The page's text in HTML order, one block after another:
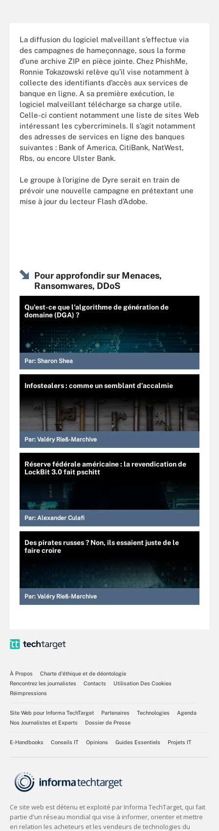
La diffusion du logiciel malveillant s’effectue via
des campagnes de hameçonnage, sous la forme
d’une archive ZIP en pièce jointe. Chez PhishMe,
Ronnie Tokazowski relève qu’il vise notamment à
collecte des identifiants d’accès aux services de
banque en ligne. A sa première exécution, le
logiciel malveillant télécharge sa charge utile.
Celle-ci contient notamment une liste de sites Web
intéressant les cybercriminels. Il s’agit notamment
des adresses de services en ligne des banques
suivantes : Bank of America, CitiBank, NatWest,
Rbs, ou encore Ulster Bank.
Le groupe à l’origine de Dyre serait en train de
prévoir une nouvelle campagne en prétextant une
mise à jour du lecteur Flash d’Adobe.
Pour approfondir sur Menaces,
Ransomwares, DDoS
Qu'est-ce que l'algorithme de génération de
domaine (DGA) ?
Par: Sharon Shea
Infostealers : comme un semblant d’accalmie
Par: Valéry Rieß-Marchive
Réserve fédérale américaine : la revendication de
LockBit 3.0 fait pschitt
Par: Alexander Culafi
Des pirates russes ? Non, ils essaient juste de le
faire croire
Par: Valéry Rieß-Marchive
À Propos
Charte d’éthique et de déontologie
Rencontrez les journalistes
Contacts
Utilisation Des Cookies
Réimpressions
Site Web pour Informa TechTarget Partenaires Technologies
Agenda
Nos Journalistes et Experts
Dossier de Presse
E-Handbooks Conseils IT Opinions Guides Essentiels Projets IT